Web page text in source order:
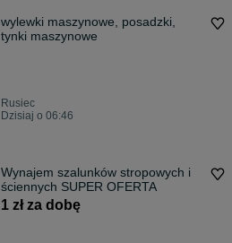
wylewki maszynowe, posadzki,
tynki maszynowe
Rusiec
Dzisiaj o 06:46
Wynajem szalunków stropowych i
ściennych SUPER OFERTA
1 zł za dobę